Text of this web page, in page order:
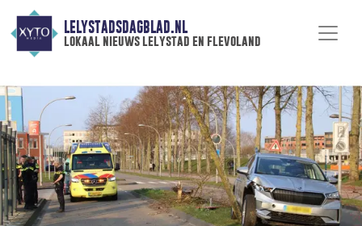
LELYSTADSDAGBLAD.NL
lokaal nieuws lelystad en flevoland